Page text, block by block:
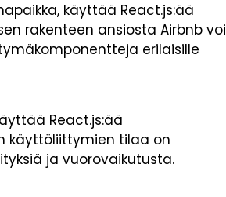
käyttää React.js:ää
rakenteen ansiosta Airbnb voi
erilaisille
React.js:ää
käyttöliittymien tilaa on
ja vuorovaikutusta.